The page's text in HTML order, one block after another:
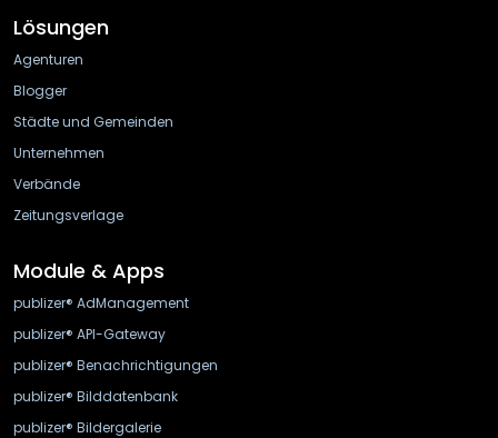
Lösungen
Agenturen
Blogger
Städte und Gemeinden
Unternehmen
Verbände
Zeitungsverlage
Module & Apps
publizer® AdManagement
publizer® API-Gateway
publizer® Benachrichtigungen
publizer® Bilddatenbank
publizer® Bildergalerie